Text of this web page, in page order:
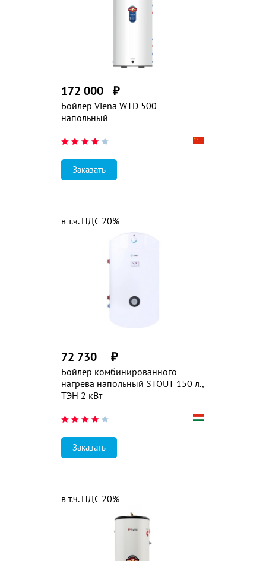
Бойлер Viena WTD 500
напольный
172 000 ₽
Заказать
Бойлер комбинированного
нагрева напольный STOUT 150 л.,
ТЭН 2 кВт
72 730 ₽
в т.ч. НДС 20%
Заказать
в т.ч. НДС 20%